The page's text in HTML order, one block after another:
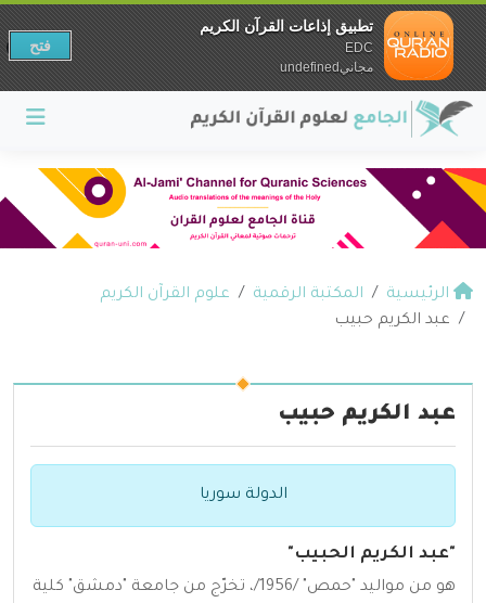
الرئيسية المكتبة الرقمية
علوم القرآن الكريم
عبد الكريم حبيب
عبد الكريم حبيب
الدولة سوريا
"عبد الكريم الحبيب"
هو من مواليد "حمص" /1956/، تخرّج من جامعة "دمشق" كلية
تطبيق إذاعات القرآن الكريم
EDC
مجانيundefined
فتح